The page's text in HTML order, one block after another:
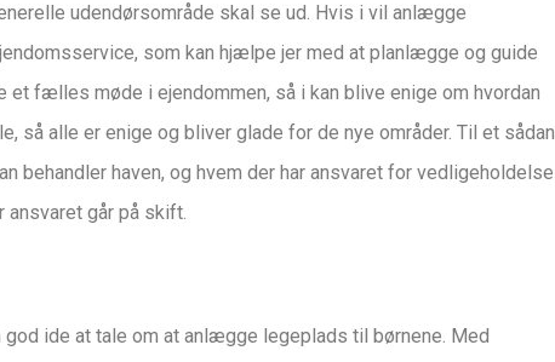
udendørsområde skal se ud. Hvis i vil anlægge
som kan hjælpe jer med at planlægge og guide
fælles møde i ejendommen, så i kan blive enige om hvordan
så alle er enige og bliver glade for de nye områder. Til et sådan
behandler haven, og hvem der har ansvaret for vedligeholdelse
ansvaret går på skift.
ide at tale om at anlægge legeplads til børnene. Med